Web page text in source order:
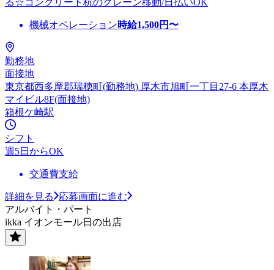
機械オペレーション時給1,500円〜
勤務地
面接地
東京都西多摩郡瑞穂町(勤務地) 厚木市旭町一丁目27-6 本厚木
マイビル8F(面接地)
箱根ケ崎駅
シフト
週5日からOK
交通費支給
詳細を見る
応募画面に進む
アルバイト・パート
ikka イオンモール日の出店